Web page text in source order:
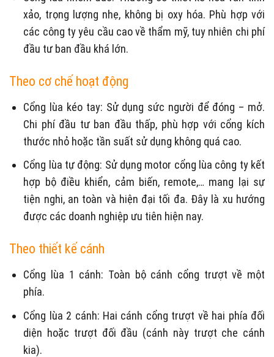
xảo, trọng lượng nhẹ, không bị oxy hóa. Phù hợp với
các công ty yêu cầu cao về thẩm mỹ, tuy nhiên chi phí
đầu tư ban đầu khá lớn.
Theo cơ chế hoạt động
Cổng lùa kéo tay: Sử dụng sức người để đóng – mở.
Chi phí đầu tư ban đầu thấp, phù hợp với cổng kích
thước nhỏ hoặc tần suất sử dụng không quá cao.
Cổng lùa tự động: Sử dụng motor cổng lùa công ty kết
hợp bộ điều khiển, cảm biến, remote,… mang lại sự
tiện nghi, an toàn và hiện đại tối đa. Đây là xu hướng
được các doanh nghiệp ưu tiên hiện nay.
Theo thiết kế cánh
Cổng lùa 1 cánh: Toàn bộ cánh cổng trượt về một
phía.
Cổng lùa 2 cánh: Hai cánh cổng trượt về hai phía đối
diện hoặc trượt đối đầu (cánh này trượt che cánh
kia).